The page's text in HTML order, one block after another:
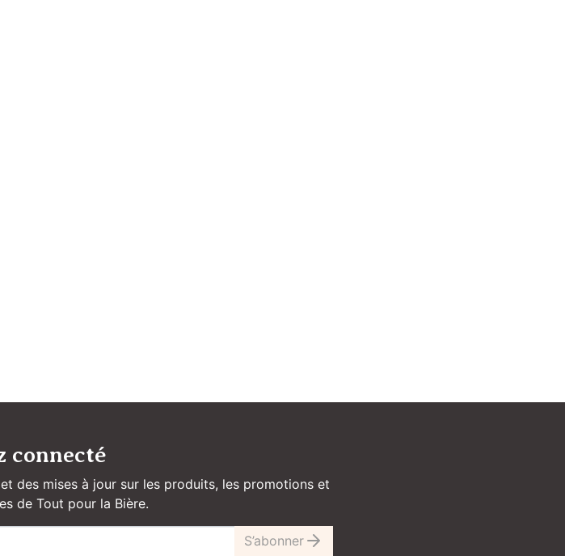
connecté
des mises à jour sur les produits, les promotions et
de Tout pour la Bière.
S’abonner